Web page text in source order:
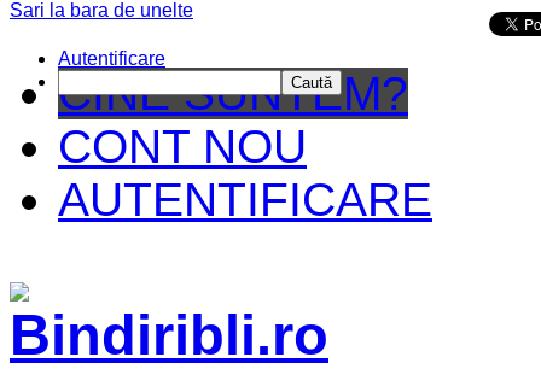
CINE SUNTEM?
CONT NOU
AUTENTIFICARE
Sari la bara de unelte
Autentificare
Caută